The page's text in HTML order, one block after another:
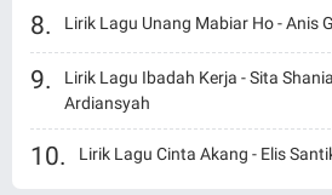
Lirik Lagu Unang Mabiar Ho - Anis
Lirik Lagu Ibadah Kerja - Sita
Ardiansyah
Lirik Lagu Cinta Akang - Elis